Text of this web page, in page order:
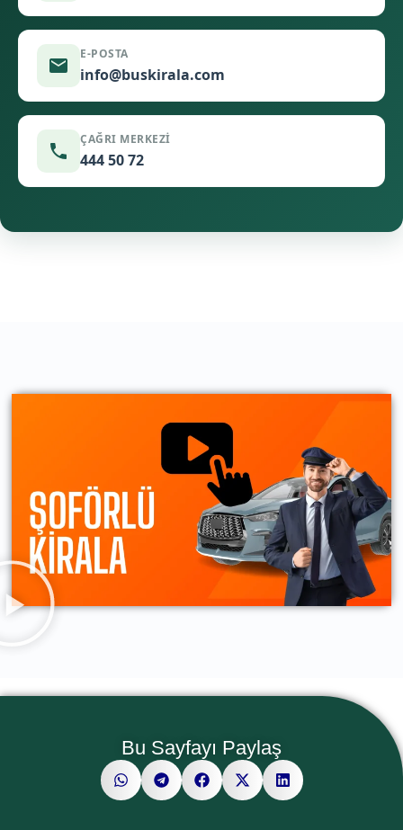
E-POSTA
info@buskirala.com
ÇAĞRI MERKEZI
444 50 72
Bu Sayfayı Paylaş